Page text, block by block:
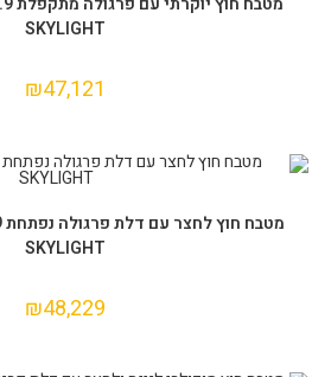
SKYLIGHT
₪47,121
SKYLIGHT
₪48,229